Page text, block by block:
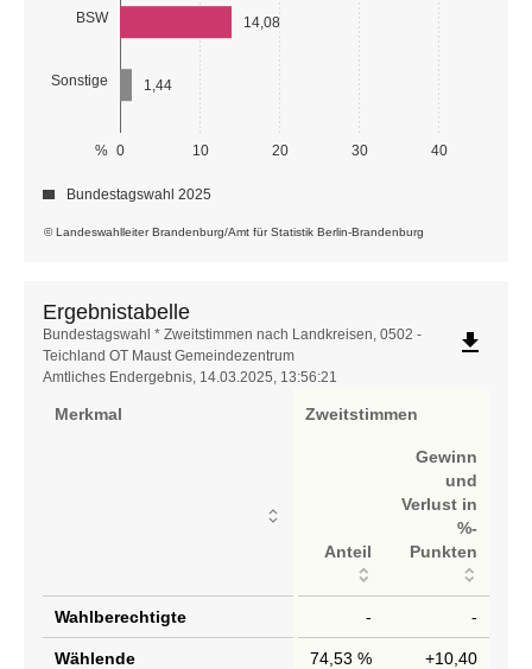
BSW
Sonstige
0 10 20 30 40
%
14,08
1,44
© Landeswahlleiter Brandenburg/Amt für Statistik Berlin-Brandenburg
Bundestagswahl 2025
Ergebnistabelle
Ergebnistabelle
Bundestagswahl * Zweitstimmen nach Landkreisen, 0502 -
Teichland OT Maust Gemeindezentrum
Amtliches Endergebnis, 14.03.2025, 13:56:21
file_download
Merkmal Zweitstimmen
Anteil
Gewinn
und
Verlust in
%-
Punkten
Wahlberechtigte - -
Wählende 74,53 % +10,40